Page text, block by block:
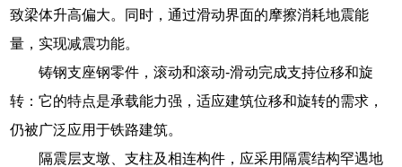
致梁体升高偏大。同时，通过滑动界面的摩擦消耗地震能
量，实现减震功能。
铸钢支座钢零件，滚动和滚动-滑动完成支持位移和旋
转：它的特点是承载能力强，适应建筑位移和旋转的需求，
仍被广泛应用于铁路建筑。
隔震层支墩、支柱及相连构件，应采用隔震结构罕遇地